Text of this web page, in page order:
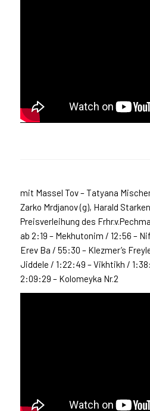
mit Massel Tov – Tatyana
Zarko Mrdjanov (g), Harald
Preisverleihung des
ab 2:19 – Mekhutonim / 12:56 –
Erev Ba / 55:30 – Klezmer’s
Jiddele / 1:22:49 – Vikhtikh /
2:09:29 – Kolomeyka Nr.2